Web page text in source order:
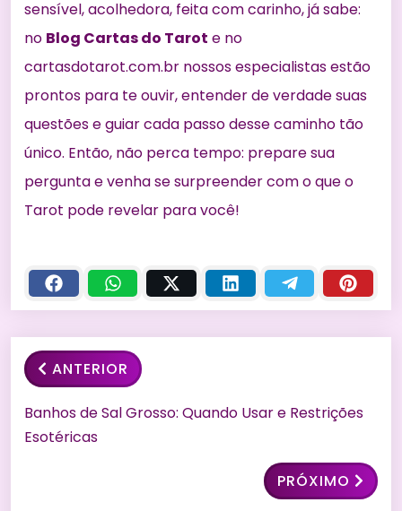
sensível, acolhedora, feita com carinho, já sabe:
no Blog Cartas do Tarot e no
cartasdotarot.com.br nossos especialistas estão
prontos para te ouvir, entender de verdade suas
questões e guiar cada passo desse caminho tão
único. Então, não perca tempo: prepare sua
pergunta e venha se surpreender com o que o
Tarot pode revelar para você!
ANTERIOR
Banhos de Sal Grosso: Quando Usar e Restrições
Esotéricas
PRÓXIMO